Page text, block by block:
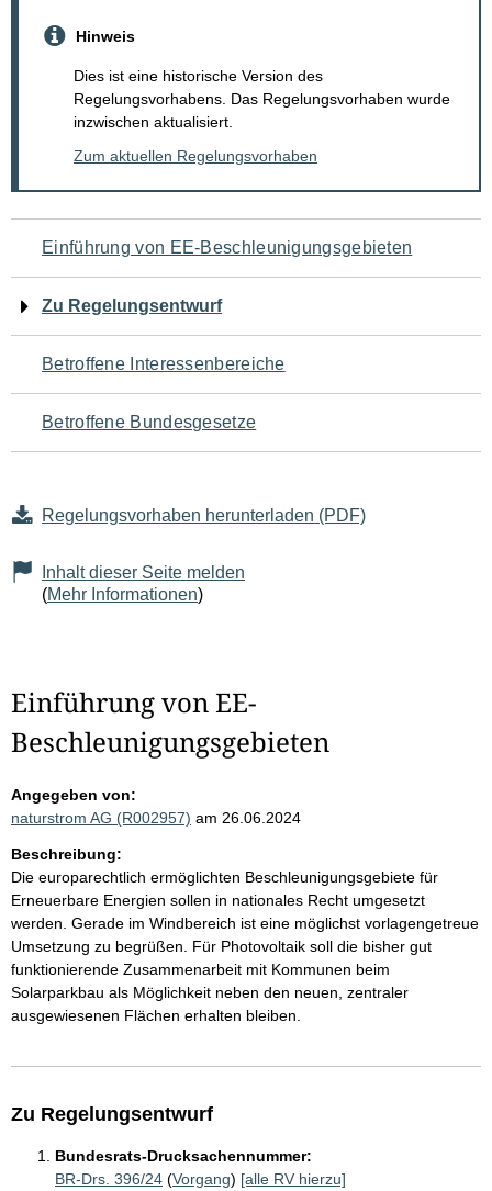
Hinweis
Dies ist eine historische Version des
Regelungsvorhabens. Das Regelungsvorhaben wurde
inzwischen aktualisiert.
Zum aktuellen Regelungsvorhaben
Navigation
für
den
Seiteninhalt
Einführung von EE-Beschleunigungsgebieten
Zu Regelungsentwurf
Betroffene Interessenbereiche
Betroffene Bundesgesetze
Regelungsvorhaben herunterladen (PDF)
Inhalt dieser Seite melden
(Mehr Informationen)
Einführung von EE-
Beschleunigungsgebieten
Angegeben von:
naturstrom AG (R002957) am 26.06.2024
Beschreibung:
Die europarechtlich ermöglichten Beschleunigungsgebiete für
Erneuerbare Energien sollen in nationales Recht umgesetzt
werden. Gerade im Windbereich ist eine möglichst vorlagengetreue
Umsetzung zu begrüßen. Für Photovoltaik soll die bisher gut
funktionierende Zusammenarbeit mit Kommunen beim
Solarparkbau als Möglichkeit neben den neuen, zentraler
ausgewiesenen Flächen erhalten bleiben.
Zu Regelungsentwurf
Bundesrats-Drucksachennummer:
BR-Drs. 396/24 (Vorgang) [alle RV hierzu]